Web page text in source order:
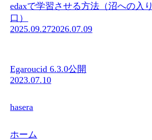
edaxで学習させる方法（沼への入り
口）
2025.09.272026.07.09
Egaroucid 6.3.0公開
2023.07.10
hasera
ホーム